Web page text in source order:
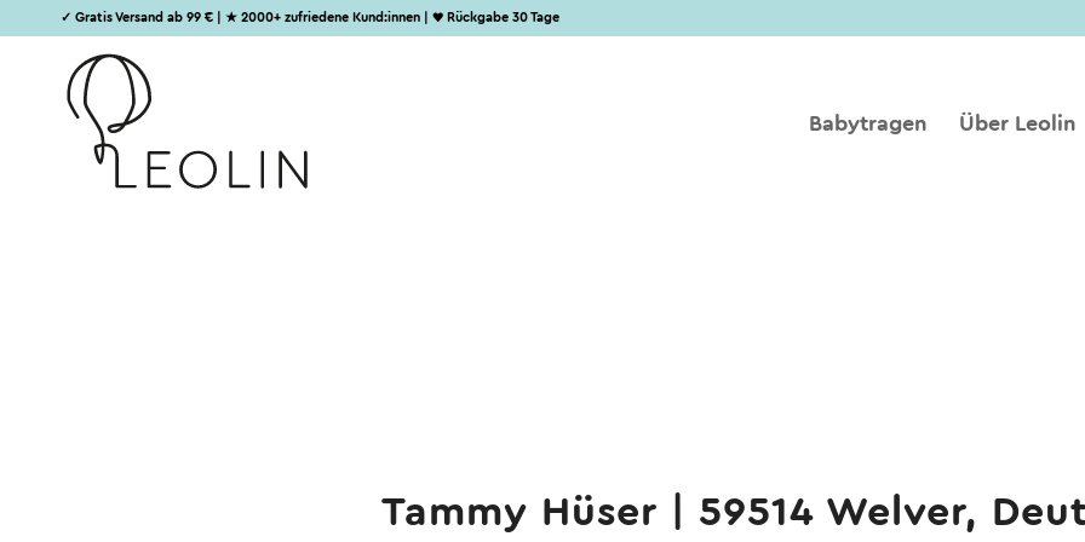
✓ Gratis Versand ab 99 € | ★ 2000+ zufriedene Kund:innen | ♥ Rückgabe 30 Tage
Babytragen Über Leolin
Tammy Hüser | 59514 Welver,